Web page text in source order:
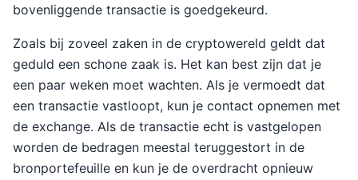
bovenliggende transactie is goedgekeurd.
Zoals bij zoveel zaken in de cryptowereld geldt dat
geduld een schone zaak is. Het kan best zijn dat je
een paar weken moet wachten. Als je vermoedt dat
een transactie vastloopt, kun je contact opnemen met
de exchange. Als de transactie echt is vastgelopen
worden de bedragen meestal teruggestort in de
bronportefeuille en kun je de overdracht opnieuw